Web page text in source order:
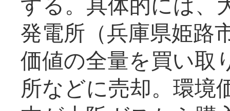
発電所（兵庫県姫路
価値の全量を買い取
所などに売却。環境